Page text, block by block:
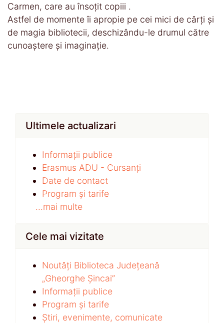
Carmen, care au însoțit copiii .
Astfel de momente îi apropie pe cei mici de cărți și
de magia bibliotecii, deschizându-le drumul către
cunoaștere și imaginație.
Ultimele actualizari
Informații publice
Erasmus ADU - Cursanți
Date de contact
Program și tarife
...mai multe
Cele mai vizitate
Noutăți Biblioteca Județeană
„Gheorghe Șincai”
Informații publice
Program și tarife
Știri, evenimente, comunicate